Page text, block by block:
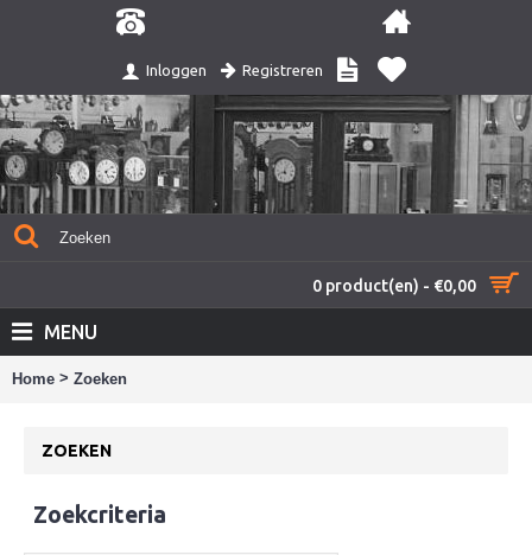
Inloggen Registreren
0 product(en) - €0,00
MENU
Home > Zoeken
ZOEKEN
Zoekcriteria